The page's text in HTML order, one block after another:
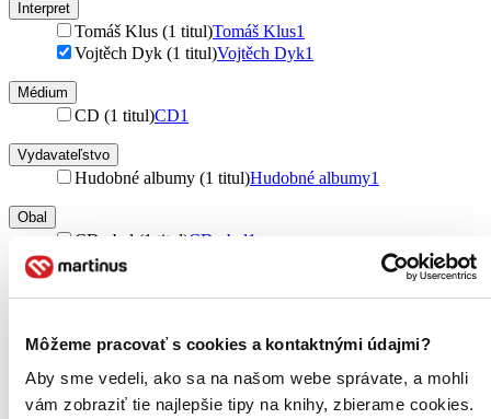
Môžeme pracovať s cookies a kontaktnými údajmi?
Aby sme vedeli, ako sa na našom webe správate, a mohli
vám zobraziť tie najlepšie tipy na knihy, zbierame cookies.
Interpret
Tomáš Klus (1 titul)Tomáš Klus1
Vojtěch Dyk (1 titul)Vojtěch Dyk1
Médium
CD (1 titul)CD1
Vydavateľstvo
Hudobné albumy (1 titul)Hudobné albumy1
Obal
CD obal (1 titul)CD obal1
Zúžiť výber